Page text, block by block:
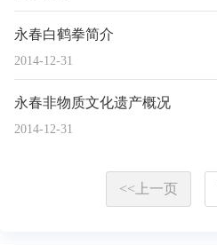
2014-12-31
永春白鹤拳简介
2014-12-31
永春非物质文化遗产概况
<<上一页